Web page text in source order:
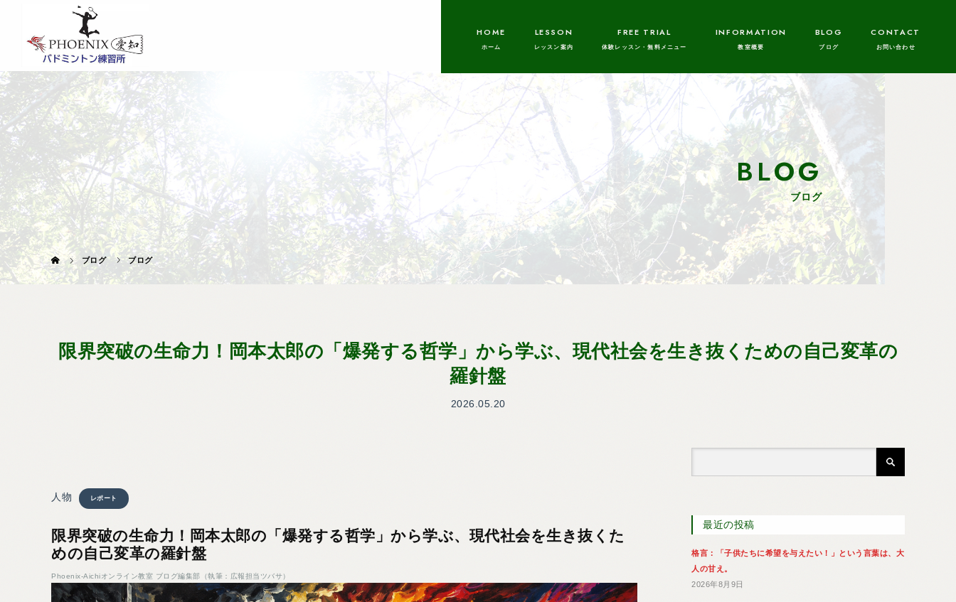
HOME LESSON FREE TRIAL INFORMATION BLOG CONTACT
BLOG
ブログ
ブログ ブログ
限界突破の生命力！岡本太郎の「爆発する哲学」から学ぶ、現代社会を生き抜くための自己変革の
羅針盤
2026.05.20
人物 レポート
限界突破の生命力！岡本太郎の「爆発する哲学」から学ぶ、現代社会を生き抜くた
めの自己変革の羅針盤
Phoenix-Aichiオンライン教室 ブログ編集部（執筆：広報担当ツバサ）
最近の投稿
格言：「子供たちに希望を与えたい！」という言葉は、大
人の甘え。
2026年8月9日